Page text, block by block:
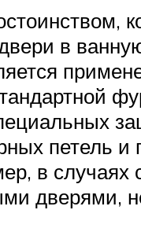
в
петель и
в случаях
дверями,